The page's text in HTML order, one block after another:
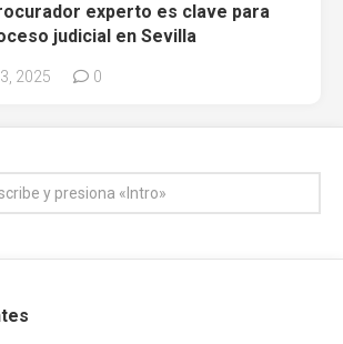
experto es clave para
judicial en Sevilla
2025 0